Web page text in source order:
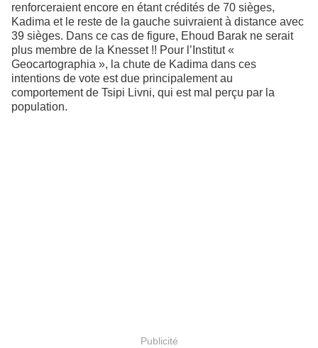
renforceraient encore en étant crédités de 70 sièges,
Kadima et le reste de la gauche suivraient à distance avec
39 sièges. Dans ce cas de figure, Ehoud Barak ne serait
plus membre de la Knesset !! Pour l’Institut «
Geocartographia », la chute de Kadima dans ces
intentions de vote est due principalement au
comportement de Tsipi Livni, qui est mal perçu par la
population.
Publicité